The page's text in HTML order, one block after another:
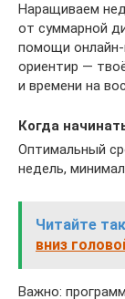
Наращиваем
от суммарной
помощи онлайн-
ориентир —
и времени на
Когда
Оптимальный
недель,
Читайте
вниз
Важно: